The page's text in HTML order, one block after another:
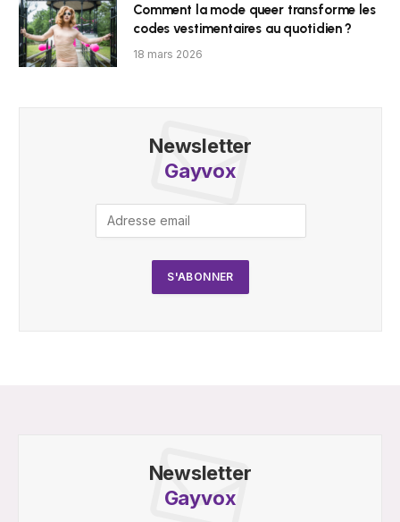
Comment la mode queer transforme les
codes vestimentaires au quotidien ?
18 mars 2026
Newsletter
Gayvox
Newsletter
Gayvox